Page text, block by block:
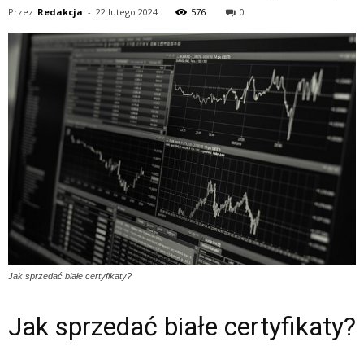
Przez Redakcja - 22 lutego 2024 576 0
Jak sprzedać białe certyfikaty?
Jak sprzedać białe certyfikaty?